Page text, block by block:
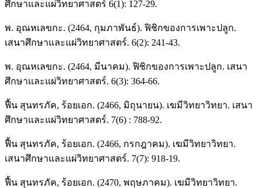
ศึกษาและแผ่วิทยาศาสตร์ 6(1): 127-29.
พ. อุณหเลขกะ. (2464, กุมภาพันธ์). ฟิชิกของการเพาะปลูก.
เสนาศึกษาและแผ่วิทยาศาสตร์. 6(2): 241-43.
พ. อุณหเลขกะ. (2464, มีนาคม). ฟิชิกของการเพาะปลูก. เสนา
ศึกษาและแผ่วิทยาศาสตร์. 6(3): 364-66.
ฟื้น สุนทรภัค, ร้อยเอก. (2466, มิถุนายน). เฆมีวิทยาวิทยา. เสนา
ศึกษาและแผ่วิทยาศาสตร์. 7(6) : 788-92.
ฟื้น สุนทรภัค, ร้อยเอก. (2466, กรกฎาคม). เฆมีวิทยาวิทยา.
เสนาศึกษาและแผ่วิทยาศาสตร์. 7(7): 918-19.
ฟื้น สุนทรภัค, ร้อยเอก. (2470, พฤษภาคม). เฆมีวิทยาวิทยา.